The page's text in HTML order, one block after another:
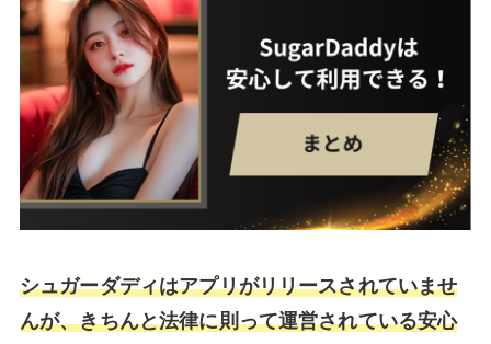
シュガーダディはアプリがリリースされていませ
んが、きちんと法律に則って運営されている安心